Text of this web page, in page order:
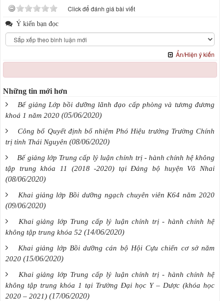
Click để đánh giá bài viết
Ý kiến bạn đọc
Ẩn/Hiện ý kiến
Những tin mới hơn
Bế giảng Lớp bồi dưỡng lãnh đạo cấp phòng và tương đương
khoá 1 năm 2020 (05/06/2020)
Công bố Quyết định bổ nhiệm Phó Hiệu trưởng Trường Chính
trị tỉnh Thái Nguyên (08/06/2020)
Bế giảng lớp Trung cấp lý luận chính trị - hành chính hệ không
tập trung khóa 11 (2018 -2020) tại Đảng bộ huyện Võ Nhai
(08/06/2020)
Khai giảng lớp Bồi dưỡng ngạch chuyên viên K64 năm 2020
(09/06/2020)
Khai giảng lớp Trung cấp lý luận chính trị - hành chính hệ
không tập trung khóa 52 (14/06/2020)
Khai giảng lớp Bồi dưỡng cán bộ Hội Cựu chiến cơ sở năm
2020 (15/06/2020)
Khai giảng lớp Trung cấp lý luận chính trị - hành chính hệ
không tập trung khóa 1 tại Trường Đại học Y – Dược (khóa học
2020 – 2021) (17/06/2020)